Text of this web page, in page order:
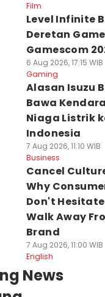
Film
Level Infinite
Deretan
Gamescom
6 Aug 2026, 17:15 WIB
Gaming
Alasan Isuzu
Bawa
Niaga Listrik
Indonesia
7 Aug 2026, 11:10 WIB
Business
Cancel
Why
Don't
Walk Away
Brand
7 Aug 2026, 11:00 WIB
English
News